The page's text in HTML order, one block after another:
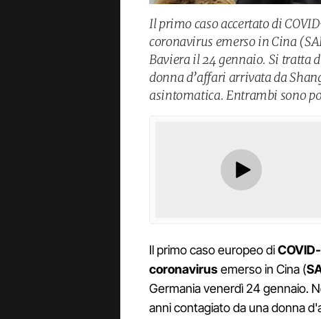
Il primo caso accertato di
coronavirus emerso in Cina
Baviera il 24 gennaio. Si tratta
donna d’affari arrivata da
asintomatica. Entrambi sono
Il primo caso europeo di
coronavirusemerso in Cina (
Germania venerdì 24 gennaio.
anni contagiato da una donna